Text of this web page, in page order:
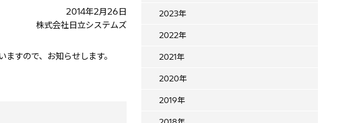
2014年2月26日
株式会社日立システムズ
すので、お知らせします。
2023年
2022年
2021年
2020年
2019年